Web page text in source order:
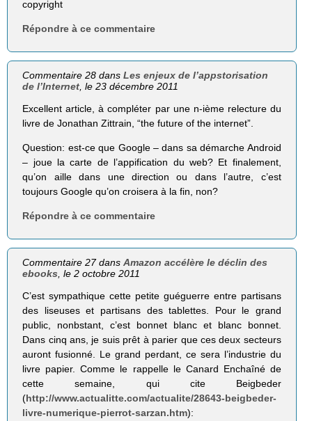
copyright
Répondre à ce commentaire
Commentaire 28 dansLes enjeux de l’appstorisation
de l’Internet , le 23 décembre 2011
Excellent article, à compléter par une n-ième relecture du
livre de Jonathan Zittrain, “the future of the internet”.
Question: est-ce que Google – dans sa démarche Android
– joue la carte de l’appification du web? Et finalement,
qu’on aille dans une direction ou dans l’autre, c’est
toujours Google qu’on croisera à la fin, non?
Répondre à ce commentaire
Commentaire 27 dansAmazon accélère le déclin des
ebooks, le 2 octobre 2011
C’est sympathique cette petite guéguerre entre partisans
des liseuses et partisans des tablettes. Pour le grand
public, nonbstant, c’est bonnet blanc et blanc bonnet.
Dans cinq ans, je suis prêt à parier que ces deux secteurs
auront fusionné. Le grand perdant, ce sera l’industrie du
livre papier. Comme le rappelle le Canard Enchaîné de
cette semaine, qui cite Beigbeder
(http://www.actualitte.com/actualite/28643-beigbeder-
livre-numerique-pierrot-sarzan.htm):